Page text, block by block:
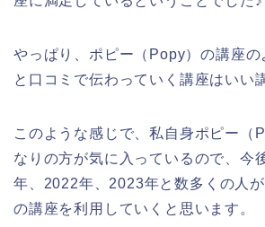
やっぱり、ポピー（Popy）の講座の
と口コミで伝わっていく講座はいい
このような感じで、私自身ポピー（
なりの方が気に入っているので、今
年、2022年、2023年と数多くの人が
の講座を利用していくと思います。